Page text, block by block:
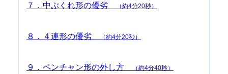
７．中ぶくれ形の優劣 （約4分20秒）
８．４連形の優劣 （約4分20秒）
９．ペンチャン形の外し方 （約4分40秒）